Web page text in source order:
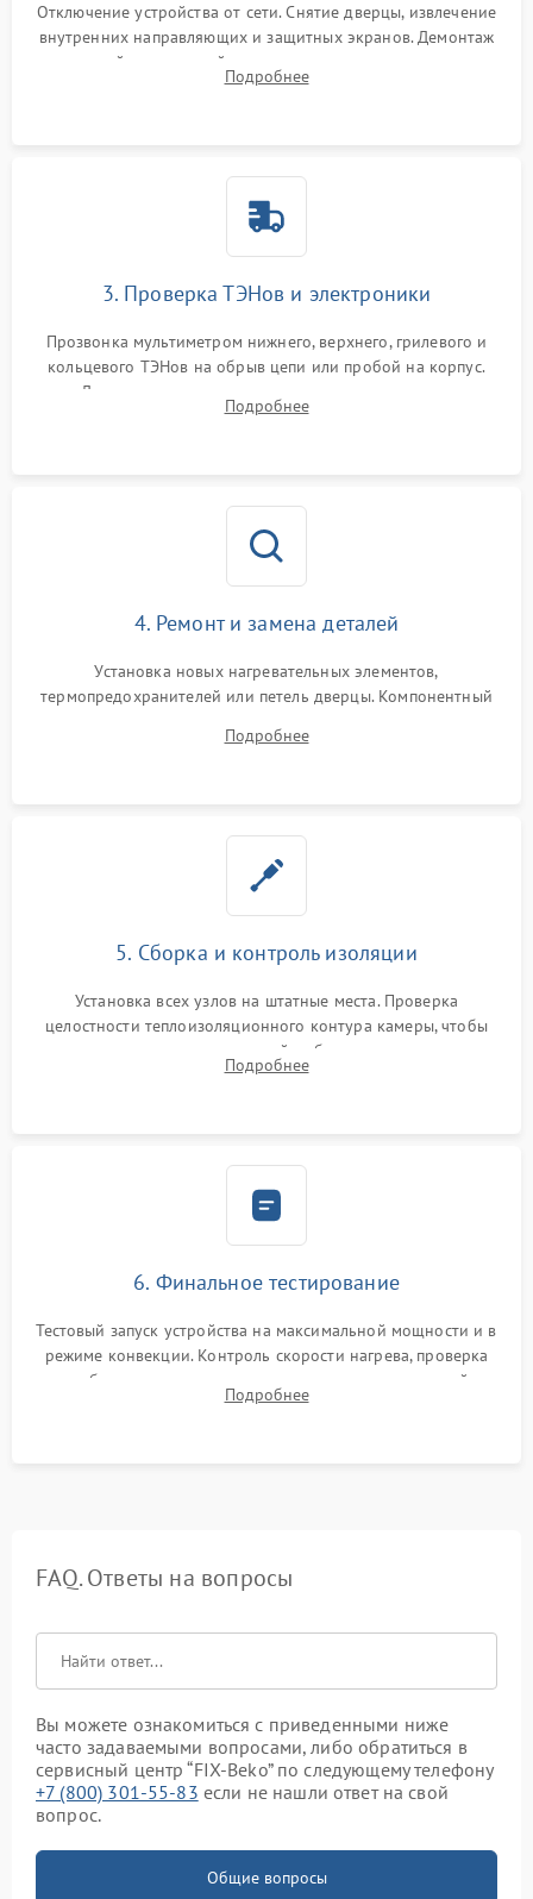
Отключение устройства от сети. Снятие дверцы, извлечение
внутренних направляющих и защитных экранов. Демонтаж
задней или верхней панели для прямого доступа к
нагревательным элементам, плате и вентиляторам.
Подробнее
3. Проверка ТЭНов и электроники
Прозвонка мультиметром нижнего, верхнего, грилевого и
кольцевого ТЭНов на обрыв цепи или пробой на корпус.
Диагностика термостата, датчиков температуры,
переключателя режимов и мотора конвекции.
Подробнее
4. Ремонт и замена деталей
Установка новых нагревательных элементов,
термопредохранителей или петель дверцы. Компонентный
выгоревших реле, восстановление контактов и замена
Подробнее
5. Сборка и контроль изоляции
Установка всех узлов на штатные места. Проверка
целостности теплоизоляционного контура камеры, чтобы
исключить перегрев кухонной мебели и потерю тепла.
Надежная фиксация клемм и сборка корпуса шкафа.
Подробнее
6. Финальное тестирование
Тестовый запуск устройства на максимальной мощности и в
режиме конвекции. Контроль скорости нагрева, проверка
срабатывания термостата при достижении заданной
температуры и тест на отсутствие утечек тока.
Подробнее
FAQ. Ответы на вопросы
Вы можете ознакомиться с приведенными ниже
часто задаваемыми вопросами, либо обратиться в
сервисный центр “FIX-Beko” по следующему телефону
+7 (800) 301-55-83 если не нашли ответ на свой
вопрос.
Общие вопросы